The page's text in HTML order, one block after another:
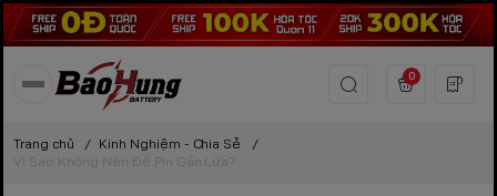
0
Trang chủ / Kinh Nghiệm - Chia Sẻ
/
Vì Sao Không Nên Để Pin Gần Lửa?